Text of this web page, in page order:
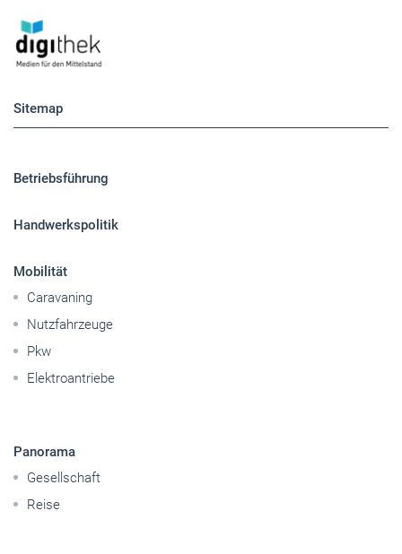
Sitemap
Betriebsführung
Handwerkspolitik
Mobilität
Caravaning
Nutzfahrzeuge
Pkw
Elektroantriebe
Panorama
Gesellschaft
Reise